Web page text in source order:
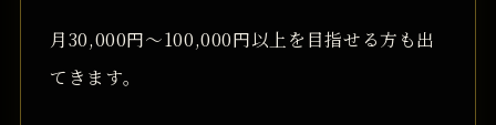
月30,000円〜100,000円以上を目指せる方も出
てきます。